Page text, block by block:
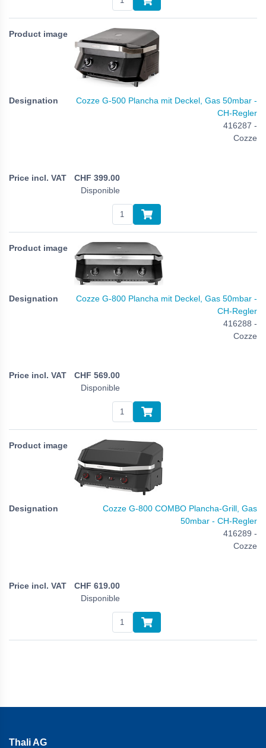
Cozze G-500 Plancha mit Deckel, Gas 50mbar -
CH-Regler
416287 -
Cozze
CHF 399.00
Disponible
Cozze G-800 Plancha mit Deckel, Gas 50mbar -
CH-Regler
416288 -
Cozze
CHF 569.00
Disponible
Cozze G-800 COMBO Plancha-Grill, Gas
50mbar - CH-Regler
416289 -
Cozze
CHF 619.00
Disponible
Thali AG